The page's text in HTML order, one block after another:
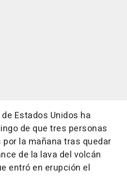
Estados Unidos ha
de que tres personas
la mañana tras quedar
de la lava del volcán
entró en erupción el